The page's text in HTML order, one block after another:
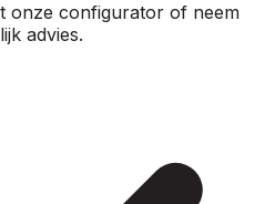
onze configurator of neem
advies.